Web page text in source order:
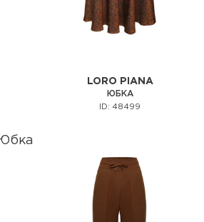
LORO PIANA
ЮБКА
ID: 48499